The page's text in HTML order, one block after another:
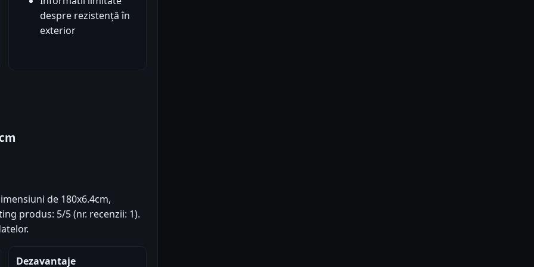
despre rezistență în
exterior
de 180x6.4cm,
produs: 5/5 (nr. recenzii: 1).
Dezavantaje